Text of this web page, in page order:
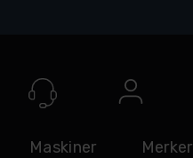
Maskiner Merker